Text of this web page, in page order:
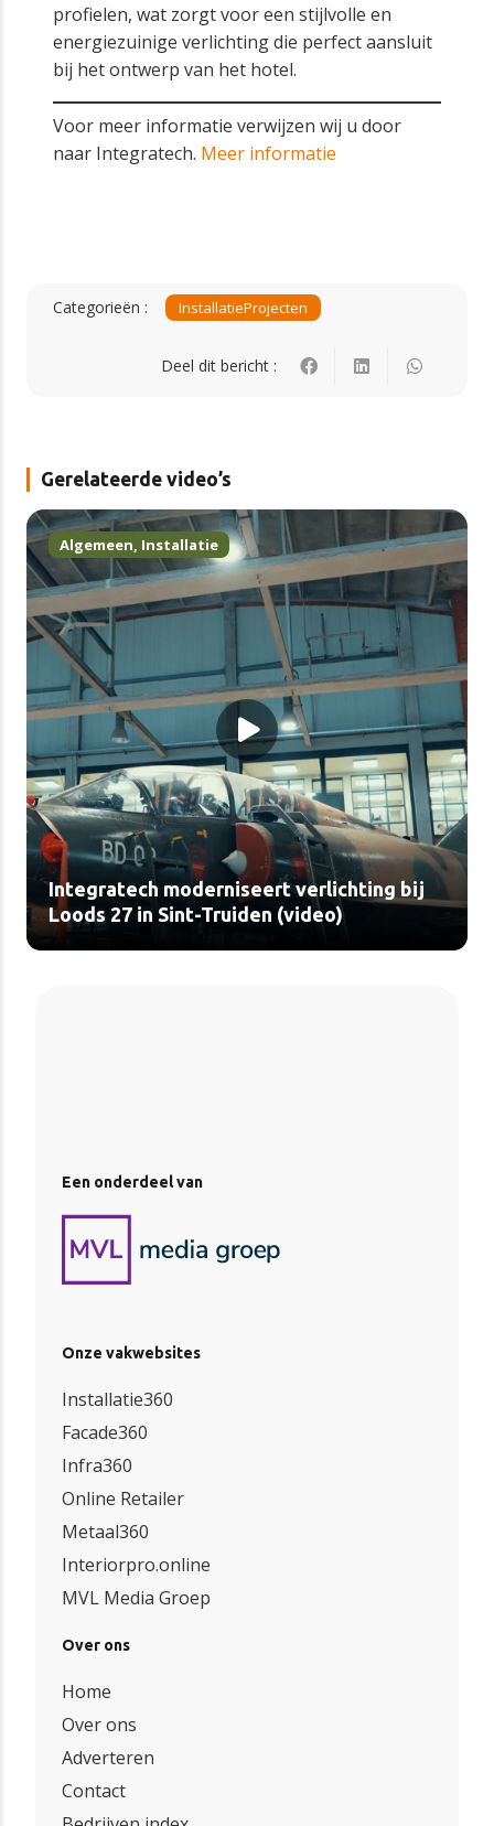
profielen, wat zorgt voor een stijlvolle en
energiezuinige verlichting die perfect aansluit
bij het ontwerp van het hotel.
Voor meer informatie verwijzen wij u door
naar Integratech. Meer informatie
Categorieën : InstallatieProjecten
Deel dit bericht :
Gerelateerde video’s
Algemeen, Installatie
Integratech moderniseert verlichting bij
Loods 27 in Sint-Truiden (video)
Een onderdeel van
Onze vakwebsites
Installatie360
Facade360
Infra360
Online Retailer
Metaal360
Interiorpro.online
MVL Media Groep
Over ons
Home
Over ons
Adverteren
Contact